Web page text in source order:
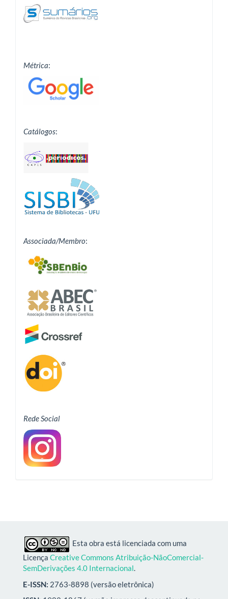
Métrica:
Catálogos:
Associada/Membro:
Rede Social
Esta obra está licenciada com uma
Licença Creative Commons Atribuição-NãoComercial-
SemDerivações 4.0 Internacional.
E-ISSN: 2763-8898 (versão eletrônica)